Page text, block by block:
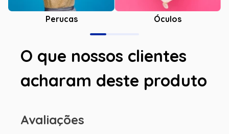
Perucas Óculos
O que nossos clientes
acharam deste produto
Avaliações